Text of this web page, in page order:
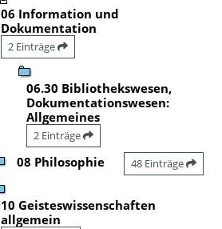
06 Information und
Dokumentation
2 Einträge
06.30 Bibliothekswesen,
Dokumentationswesen:
Allgemeines
2 Einträge
08 Philosophie 48 Einträge
10 Geisteswissenschaften
allgemein